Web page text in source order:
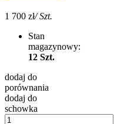
1 700 zł/ Szt.
Stan
magazynowy:
12 Szt.
dodaj do
porównania
dodaj do
schowka